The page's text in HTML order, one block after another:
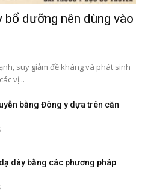
dưỡng nên dùng vào
suy giảm đề kháng và phát sinh
vị...
bằng Đông y dựa trên căn
dày bằng các phương pháp